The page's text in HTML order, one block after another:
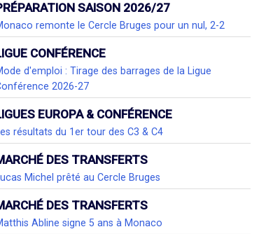
SAISON 2026/27
remonte le Cercle Bruges pour un nul, 2-2
CONFÉRENCE
d'emploi : Tirage des barrages de la Ligue
2026-27
EUROPA & CONFÉRENCE
Les résultats du 1er tour des C3 & C4
DES TRANSFERTS
Lucas Michel prêté au Cercle Bruges
DES TRANSFERTS
Abline signe 5 ans à Monaco